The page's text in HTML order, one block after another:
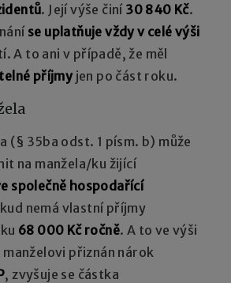
. Její výše činí 30 840 Kč.
se uplatňuje vždy v celé výši
A to ani v případě, že měl
příjmyjen po část roku.
(§ 35ba odst. 1 písm. b) může
na manžela/ku žijící
společně hospodařící
nemá vlastní příjmy
68 000 Kč ročně. A to ve výši
manželovi přiznán nárok
, zvyšuje se částka